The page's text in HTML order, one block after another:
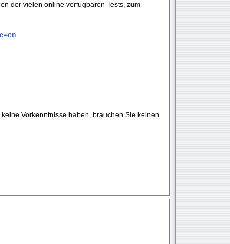
der vielen online verfügbaren Tests, zum
Vorkenntnisse haben, brauchen Sie keinen